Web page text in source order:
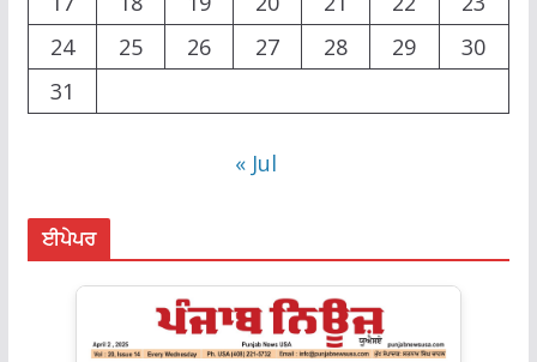
24
25 26 27 28 29
30
31
« Jul
ਈਪੇਪਰ